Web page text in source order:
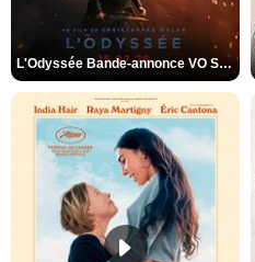
L'Odyssée Bande-annonce VO STFR